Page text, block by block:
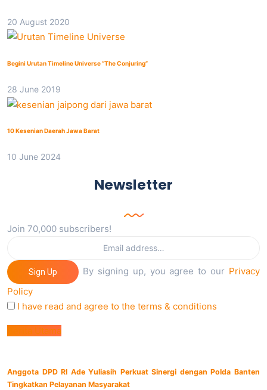
20 August 2020
Begini Urutan Timeline Universe “The Conjuring”
28 June 2019
10 Kesenian Daerah Jawa Barat
10 June 2024
Newsletter
Join 70,000 subscribers!
Sign Up By signing up, you agree to our Privacy
Policy
I have read and agree to the terms & conditions
Berita Utama
Anggota DPD RI Ade Yuliasih Perkuat Sinergi dengan Polda Banten
Tingkatkan Pelayanan Masyarakat